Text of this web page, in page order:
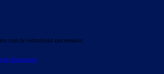
con le istruzioni necessarie.
Spaggiari